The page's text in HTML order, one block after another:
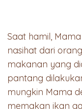
Saat hamil,
nasihat dari
makanan yang
pantang
mungkin Mama
memakan ikan